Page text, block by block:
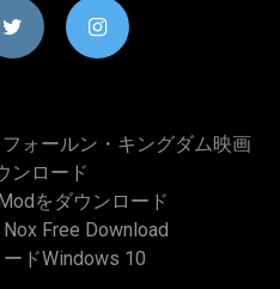
ォールン・キングダム映画
ンロード
をダウンロード
Free Download
ドwindows 10